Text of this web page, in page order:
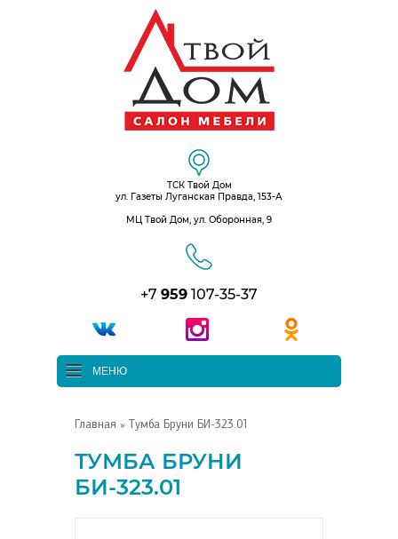
ТСК Твой Дом
ул. Газеты Луганская Правда, 153-А
МЦ Твой Дом, ул. Оборонная, 9
+7 959 107-35-37
МЕНЮ
Главная » Тумба Бруни БИ-323.01
ТУМБА БРУНИ
БИ-323.01